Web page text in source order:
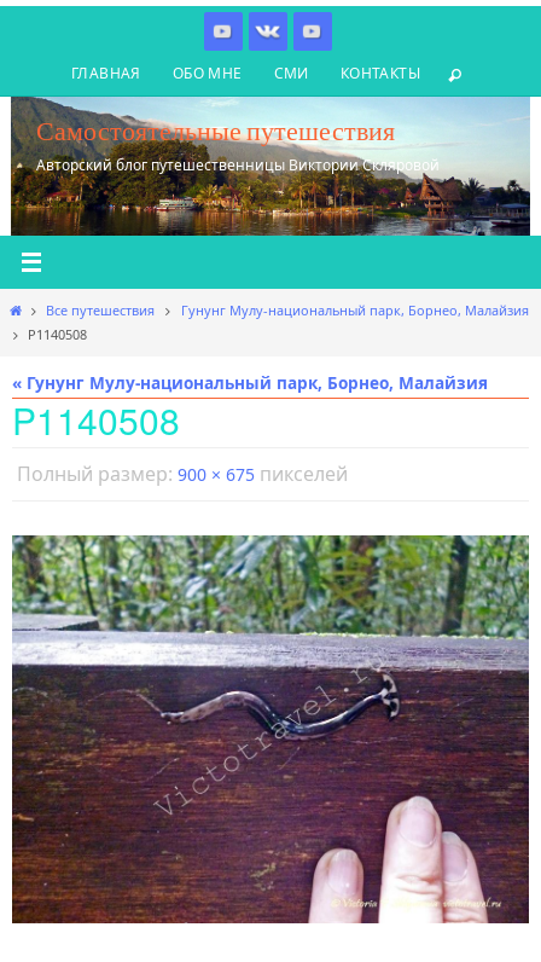
содержимому
ГЛАВНАЯ ОБО МНЕ СМИ КОНТАКТЫ
Самостоятельные путешествия
Авторский блог путешественницы Виктории Скляровой
Главная
Все путешествия
Гунунг Мулу-национальный парк, Борнео, Малайзия
P1140508
« Гунунг Мулу-национальный парк, Борнео, Малайзия
P1140508
Полный размер: 900 × 675 пикселей